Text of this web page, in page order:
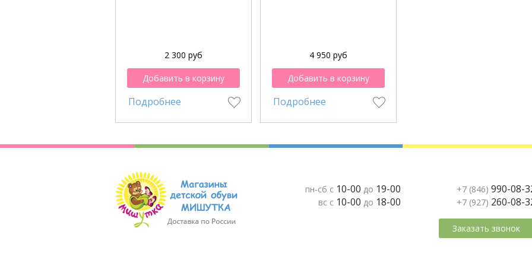
2 300 руб
Добавить в корзину
Подробнее
4 950 руб
Добавить в корзину
Подробнее
пн-сб с 10-00 до 19-00
вс с 10-00 до 18-00
+7 (846) 990-08-
+7 (927) 260-08-
Заказать звонок